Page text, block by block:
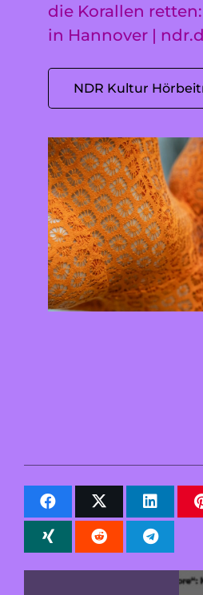
die Korallen
in Hannover |
NDR Kultur